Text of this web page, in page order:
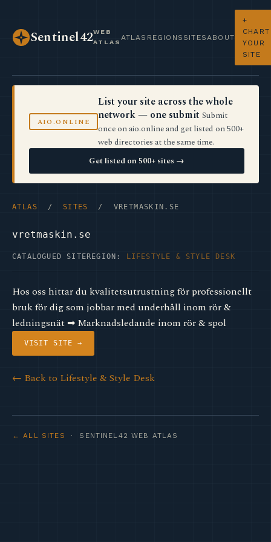
Sentinel42WEB
ATLAS
ATLAS REGIONS SITES ABOUT
+
CHART
YOUR
SITE
AIO.ONLINE
List your site across the whole
network — one submit Submit
once on aio.online and get listed on 500+
web directories at the same time.
Get listed on 500+ sites →
ATLAS / SITES / VRETMASKIN.SE
vretmaskin.se
CATALOGUED SITE REGION: LIFESTYLE & STYLE DESK
Hos oss hittar du kvalitetsutrustning för professionellt
bruk för dig som jobbar med underhåll inom rör &
ledningsnät ➡︎ Marknadsledande inom rör & spol
VISIT SITE →
← Back to Lifestyle & Style Desk
← ALL SITES · SENTINEL42 WEB ATLAS